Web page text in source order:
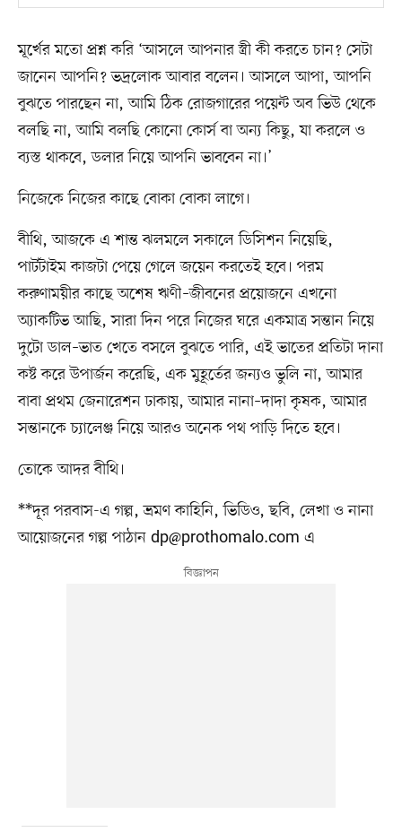
মূর্খের মতো প্রশ্ন করি ‘আসলে আপনার স্ত্রী কী করতে চান? সেটা
জানেন আপনি? ভদ্রলোক আবার বলেন। আসলে আপা, আপনি
বুঝতে পারছেন না, আমি ঠিক রোজগারের পয়েন্ট অব ভিউ থেকে
বলছি না, আমি বলছি কোনো কোর্স বা অন্য কিছু, যা করলে ও
ব্যস্ত থাকবে, ডলার নিয়ে আপনি ভাববেন না।’
নিজেকে নিজের কাছে বোকা বোকা লাগে।
বীথি, আজকে এ শান্ত ঝলমলে সকালে ডিসিশন নিয়েছি,
পার্টটাইম কাজটা পেয়ে গেলে জয়েন করতেই হবে। পরম
করুণাময়ীর কাছে অশেষ ঋণী–জীবনের প্রয়োজনে এখনো
অ্যাকটিভ আছি, সারা দিন পরে নিজের ঘরে একমাত্র সন্তান নিয়ে
দুটো ডাল–ভাত খেতে বসলে বুঝতে পারি, এই ভাতের প্রতিটা দানা
কষ্ট করে উপার্জন করেছি, এক মুহূর্তের জন্যও ভুলি না, আমার
বাবা প্রথম জেনারেশন ঢাকায়, আমার নানা–দাদা কৃষক, আমার
সন্তানকে চ্যালেঞ্জ নিয়ে আরও অনেক পথ পাড়ি দিতে হবে।
তোকে আদর বীথি।
**দূর পরবাস-এ গল্প, ভ্রমণ কাহিনি, ভিডিও, ছবি, লেখা ও নানা
আয়োজনের গল্প পাঠান dp@prothomalo.com এ